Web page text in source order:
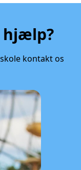
hjælp?
kontakt os